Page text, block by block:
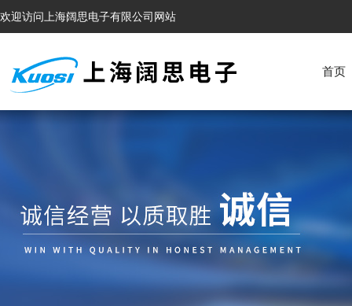
欢迎访问上海阔思电子有限公司网站
首页